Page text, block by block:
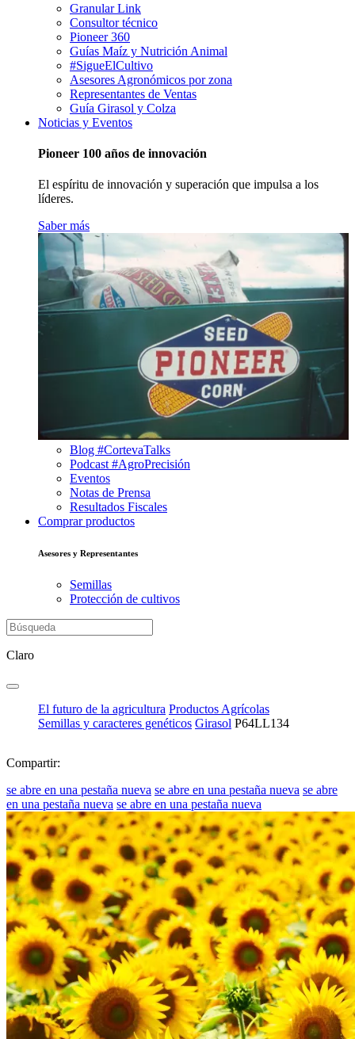
Granular Link
Consultor técnico
Pioneer 360
Guías Maíz y Nutrición Animal
#SigueElCultivo
Asesores Agronómicos por zona
Representantes de Ventas
Guía Girasol y Colza
Noticias y Eventos
Pioneer 100 años de innovación
El espíritu de innovación y superación que impulsa a los
líderes.
Saber más
Blog #CortevaTalks
Podcast #AgroPrecisión
Eventos
Notas de Prensa
Resultados Fiscales
Comprar productos
Asesores y Representantes
Semillas
Protección de cultivos
Claro
El futuro de la agricultura Productos Agrícolas
Semillas y caracteres genéticos Girasol P64LL134
Compartir:
se abre en una pestaña nueva se abre en una pestaña nueva se abre
en una pestaña nueva se abre en una pestaña nueva